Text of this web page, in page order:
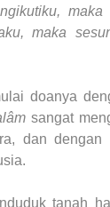
maka
doanya
sangat
dan dengan
tanah